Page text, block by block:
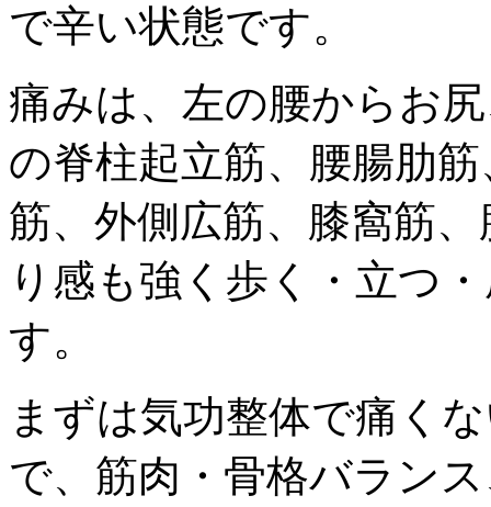
で辛い状態です。
痛みは、左の腰からお
の脊柱起立筋、腰腸肋
筋、外側広筋、膝窩筋
り感も強く歩く・立つ
す。
まずは気功整体で痛く
で、筋肉・骨格バラン